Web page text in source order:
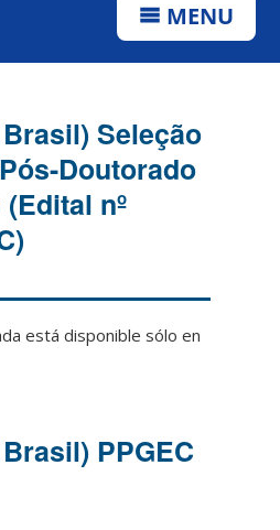
MENU
Seleção
Doutorado
nº
está disponible sólo en
PPGEC